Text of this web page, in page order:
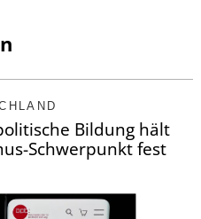
Bildung hält
Schwerpunkt fest